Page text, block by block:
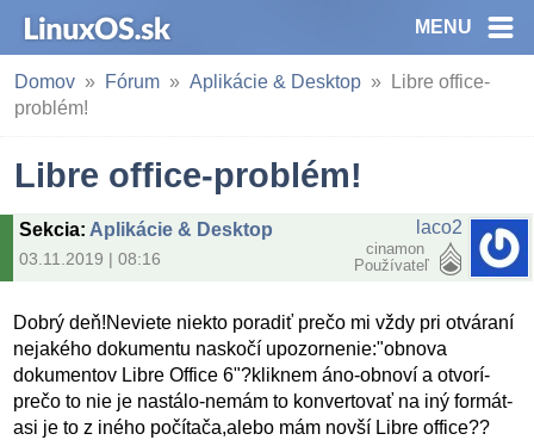
MENU
Domov Fórum Aplikácie & Desktop
Libre office-
problém!
Libre office-problém!
Sekcia: Aplikácie & Desktop
03.11.2019 | 08:16
laco2
cinamon
Používateľ
Dobrý deň!Neviete niekto poradiť prečo mi vždy pri otváraní
nejakého dokumentu naskočí upozornenie:"obnova
dokumentov Libre Office 6"?kliknem áno-obnoví a otvorí-
prečo to nie je nastálo-nemám to konvertovať na iný formát-
asi je to z iného počítača,alebo mám novší Libre office??